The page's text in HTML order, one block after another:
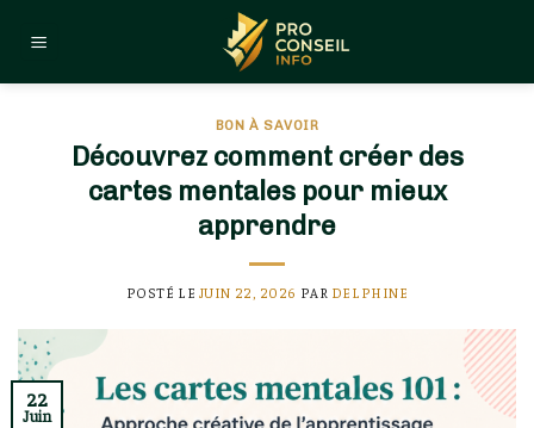
BON À SAVOIR
Découvrez comment créer des
cartes mentales pour mieux
apprendre
POSTÉ LE JUIN 22, 2026 PAR DELPHINE
22
Juin